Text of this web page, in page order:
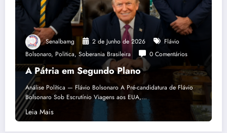
Senalbamg 2 de Junho de 2026
Flávio
Bolsonaro, Politica,Soberania Brasileira 0 Comentários
A Pátria em Segundo Plano
Análise Política — Flávio Bolsonaro A Pré-candidatura de Flávio
Bolsonaro Sob Escrutínio Viagens aos EUA,…
Leia Mais